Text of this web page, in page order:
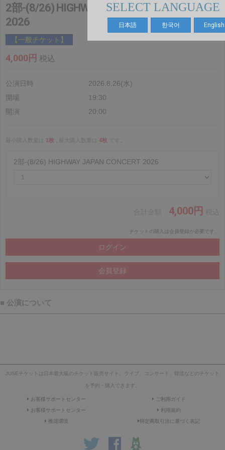
SELECT LANGUAGE
日本語 한국어 English
2部-(8/26) HIGHWAY JAPAN CONCERT
2026
【一般チケット】
4,000円 税込
公演日時
2026.8.26(水)
開場
19:30
開演
20:00
最小購入数量は 1枚 , 最大購入数量は 4枚
2部-(8/26) HIGHWAY JAPAN CONCERT 2026
4,000円
チケットの購入は会員登録が必要です。
■ 公演について
JUSEチケットは日本最大級のチケット販売サイト。ライブ、コンサート、韓流などのチケット
を予約・購入できます。
お客様サポートセンター
ご利用ガイド
お客様サポートセンター
利用規約
推奨環境
特定商取引法に基づく表記